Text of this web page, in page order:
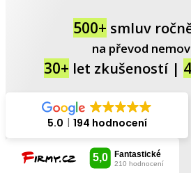
500+ smluv
na převod
30+ let zkušeností |
5.0 194 hodnocení